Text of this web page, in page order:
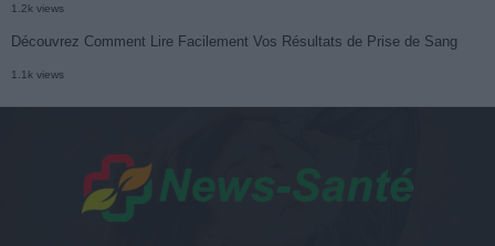
1.2k views
Découvrez Comment Lire Facilement Vos Résultats de Prise de Sang
1.1k views